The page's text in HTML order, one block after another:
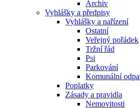
Archiv
Vyhlášky a předpisy
Vyhlášky a nařízení
Ostatní
Veřejný pořádek
Tržní řád
Psi
Parkování
Komunální
Poplatky
Zásady a pravidla
Nemovitosti